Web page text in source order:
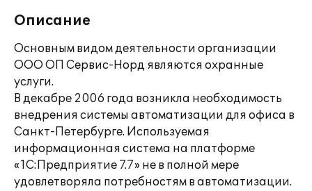
Описание
Основным видом деятельности организации
ООО ОП Сервис-Норд являются охранные
услуги.
В декабре 2006 года возникла необходимость
внедрения системы автоматизации для офиса в
Санкт-Петербурге. Используемая
информационная система на платформе
«1С:Предприятие 7.7» не в полной мере
удовлетворяла потребностям в автоматизации.